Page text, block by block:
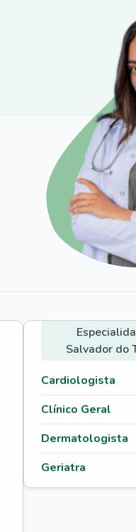
Salvador do
Cardiologista
Clínico Geral
Dermatologista
Geriatra